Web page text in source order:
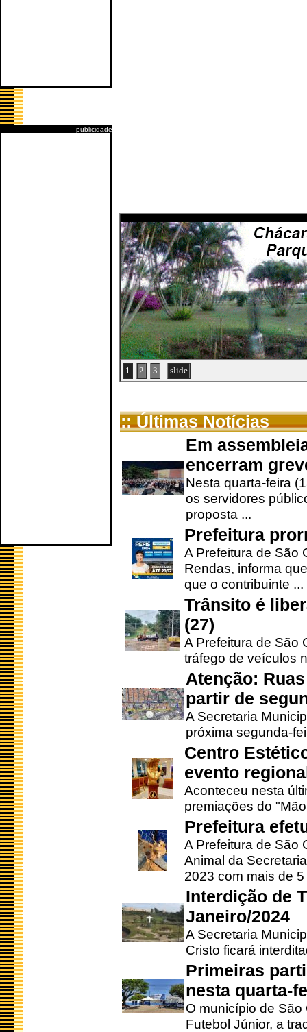
publicidade
1 2 3 slide
:: Últimas Notícias
Em
encerram
Nesta quarta-feira
os servidores
proposta ...
Prefeitura
A Prefeitura de São
Rendas, informa
que o contribuinte ...
Trânsito é
(27)
A Prefeitura de São
tráfego de veículos
Atenção:
partir de
A Secretaria
próxima segunda-
Centro
evento
Aconteceu nesta
premiações do
Prefeitura
A Prefeitura de São
Animal da
2023 com mais de 5
Interdição de
Janeiro/2024
A Secretaria
Cristo ficará
Primeiras
nesta quarta-
O município de
Futebol Júnior, a